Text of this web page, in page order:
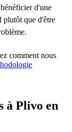
d'une
plutôt que d'être
comment nous
à Plivo en